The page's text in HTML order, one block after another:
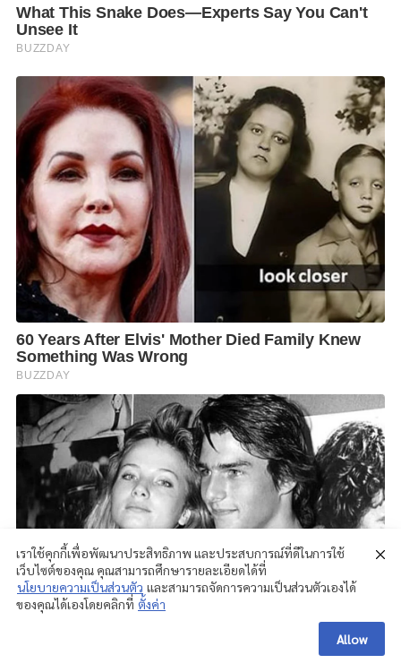
เราใช้คุกกี้เพื่อพัฒนาประสิทธิภาพ และประสบการณ์ที่ดีในการใช้
เว็บไซต์ของคุณ คุณสามารถศึกษารายละเอียดได้ที่
นโยบายความเป็นส่วนตัว และสามารถจัดการความเป็นส่วนตัวเองได้
ของคุณได้เองโดยคลิกที่ ตั้งค่า
Allow